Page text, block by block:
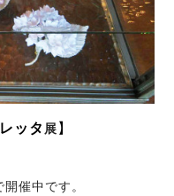
ッタ 展】
催中です。